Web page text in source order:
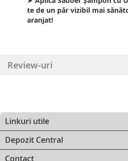
te de un păr vizibil mai
aranjat!
Review-uri
Linkuri utile
Depozit Central
Contact